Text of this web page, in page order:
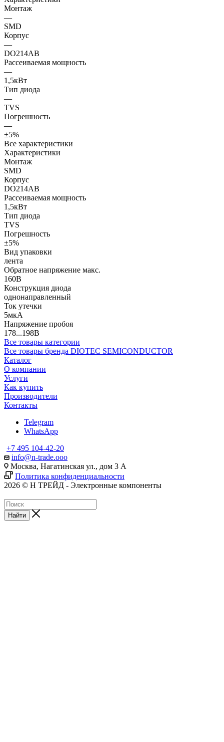
Монтаж
—
SMD
Корпус
—
DO214AB
Рассеиваемая мощность
—
1,5кВт
Тип диода
—
TVS
Погрешность
—
±5%
Все характеристики
Характеристики
Монтаж
SMD
Корпус
DO214AB
Рассеиваемая мощность
1,5кВт
Тип диода
TVS
Погрешность
±5%
Вид упаковки
лента
Обратное напряжение макс.
160В
Конструкция диода
однонаправленный
Ток утечки
5мкА
Напряжение пробоя
178...198В
Все товары категории
Все товары бренда DIOTEC SEMICONDUCTOR
Каталог
О компании
Услуги
Как купить
Производители
Контакты
Telegram
WhatsApp
+7 495 104-42-20
info@n-trade.ooo
Москва, Нагатинская ул., дом 3 А
Политика конфиденциальности
2026 © Н ТРЕЙД - Электронные компоненты
Найти